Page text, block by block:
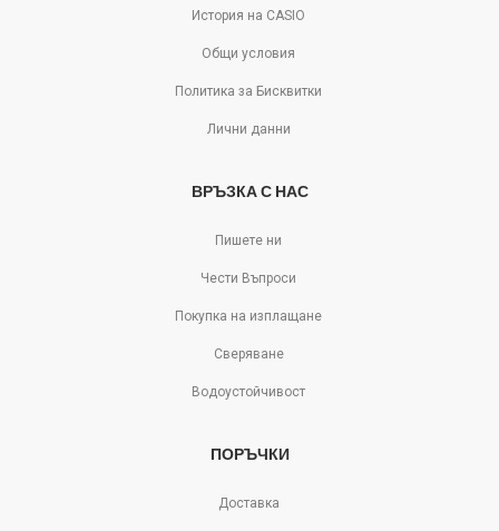
История на CASIO
Общи условия
Политика за Бисквитки
Лични данни
ВРЪЗКА С НАС
Пишете ни
Чести Въпроси
Покупка на изплащане
Сверяване
Водоустойчивост
ПОРЪЧКИ
Доставка